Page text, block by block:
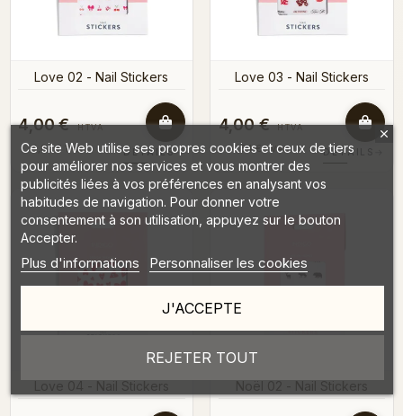
Love 02 - Nail Stickers
4,00 € HTVA
4,84 € TVAC DÉTAILS→
Love 03 - Nail Stickers
4,00 € HTVA
4,84 € TVAC DÉTAILS
Ce site Web utilise ses propres cookies et ceux de tiers
pour améliorer nos services et vous montrer des
publicités liées à vos préférences en analysant vos
habitudes de navigation. Pour donner votre
consentement à son utilisation, appuyez sur le bouton
Accepter.
Plus d'informations Personnaliser les cookies
REJETER TOUT
J'ACCEPTE